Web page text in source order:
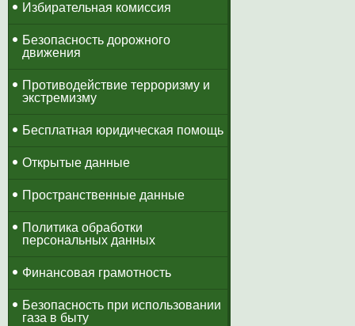
Избирательная комиссия
Безопасность дорожного
движения
Противодействие терроризму и
экстремизму
Бесплатная юридическая помощь
Открытые данные
Пространственные данные
Политика обработки
персональных данных
Финансовая грамотность
Безопасность при использовании
газа в быту